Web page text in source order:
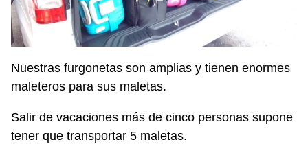
Nuestras furgonetas son amplias y tienen enormes
maleteros para sus maletas.
Salir de vacaciones más de cinco personas supone
tener que transportar 5 maletas.